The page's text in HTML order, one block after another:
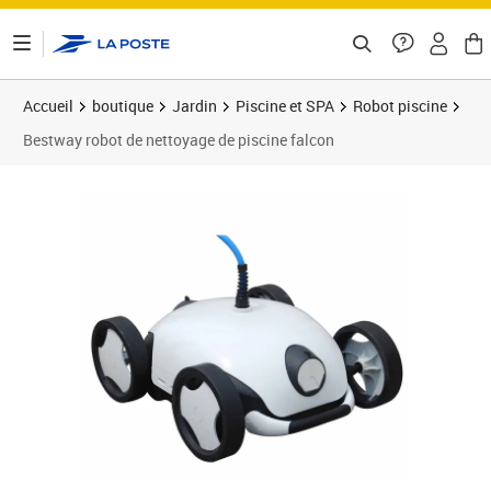
Accueil boutique Jardin Piscine et SPA
Robot piscine
Bestway robot de nettoyage de piscine falcon